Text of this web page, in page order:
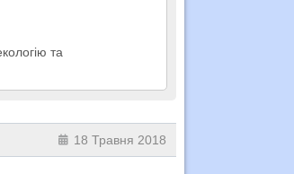
та
18 Травня 2018